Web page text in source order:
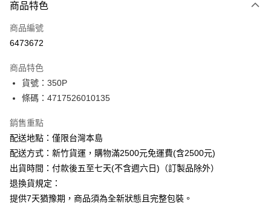
信用卡一次付款
Apple Pay
悠遊付
ATM付款
運送方式
下單前請先詢問庫存
每筆NT$130，滿NT$2,500(含以上)免運費
商品特色
商品編號
6473672
商品特色
貨號：350P
條碼：4717526010135
銷售重點
配送地點：僅限台灣本島
配送方式：新竹貨運，購物滿2500元免運費(含2500元)
出貨時間：付款後五至七天(不含週六日)（訂製品除外）
退換貨規定：
提供7天猶豫期，商品須為全新狀態且完整包裝。